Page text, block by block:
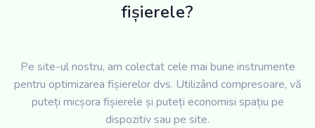
fișierele?
Pe site-ul nostru, am colectat cele mai bune instrumente
pentru optimizarea fișierelor dvs. Utilizând compresoare, vă
puteți micșora fișierele și puteți economisi spațiu pe
dispozitiv sau pe site.